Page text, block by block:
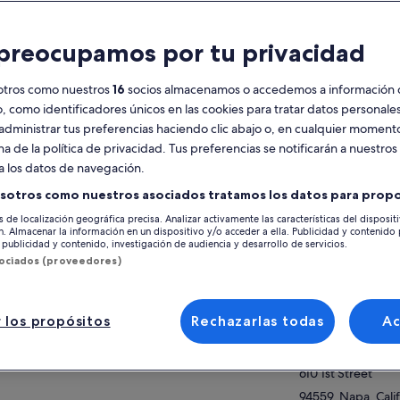
Cancelación
6 h y 30 min
Vale móvil
Confirmación
instantánea
Francisco
Paradas en 3 bodegas o salas de degustación
más almuerzo.
Comida y agua incluidas
Ubicación de la
Oxbow Public
94559, Napa,
America
Punto de
610 1st Street
por tu privacidad
como nuestros16 socios almacenamos o accedemos a información
como identificadores únicos en las cookies para tratar datos
tus preferencias haciendo clic abajo o, en cualquier
de la política de privacidad. Tus preferencias se notificarán a nuestros
los datos de navegación.
como nuestros asociados tratamos los datos para
de localización geográfica precisa. Analizar activamente las características del
Almacenar la información en un dispositivo y/o acceder a ella. Publicidad y contenido
y contenido, investigación de audiencia y desarrollo de servicios.
(proveedores)
los propósitos Rechazarlas todas